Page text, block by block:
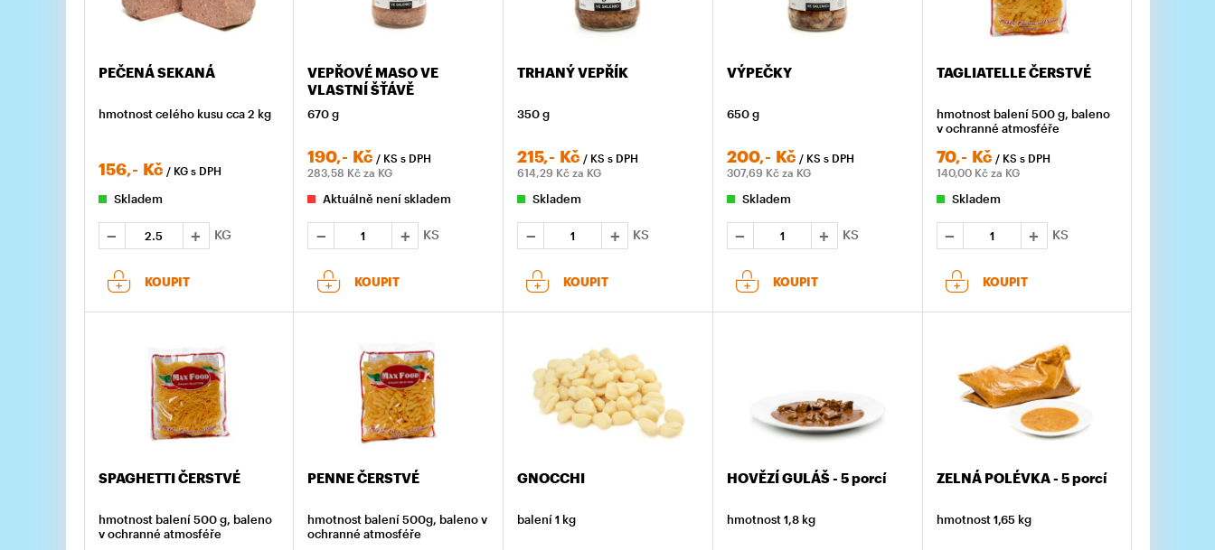
PEČENÁ SEKANÁ
hmotnost celého kusu cca 2 kg
156,- Kč / KG s DPH
Skladem
KG
KOUPIT
VEPŘOVÉ MASO VE
VLASTNÍ ŠŤÁVĚ
670 g
190,- Kč / KSs DPH
283,58 Kč za KG
Aktuálně není skladem
KS
KOUPIT
TRHANÝ VEPŘÍK
350 g
215,- Kč / KSs DPH
614,29 Kč za KG
Skladem
KS
KOUPIT
VÝPEČKY
650 g
200,- Kč / KS s DPH
307,69 Kč za KG
Skladem
KS
KOUPIT
TAGLIATELLE ČERSTVÉ
hmotnost balení 500 g, baleno
v ochranné atmosféře
70,- Kč / KS s DPH
140,00Kč za KG
Skladem
KS
KOUPIT
SPAGHETTI ČERSTVÉ
hmotnost balení 500 g, baleno
v ochranné atmosféře
PENNE ČERSTVÉ
hmotnost balení 500g, baleno v
ochranné atmosféře
GNOCCHI
balení 1 kg
HOVĚZÍ GULÁŠ - 5 porcí
hmotnost 1,8 kg
ZELNÁ POLÉVKA - 5 porcí
hmotnost 1,65 kg